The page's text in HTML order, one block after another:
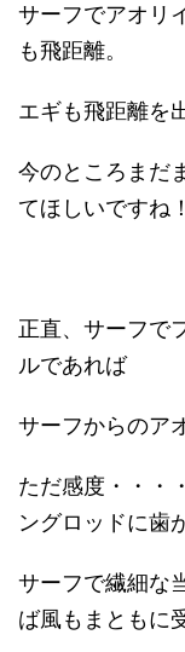
サーフでアオリ
も飛距離。
エギも飛距離を
今のところまだ
てほしいですね！
正直、サーフで
ルであれば
サーフからのア
ただ感度・・・
ングロッドに歯
サーフで繊細な
ば風もまともに